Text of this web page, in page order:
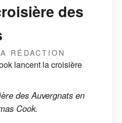
des
RÉDACTION
des Auvergnats en
Cook.